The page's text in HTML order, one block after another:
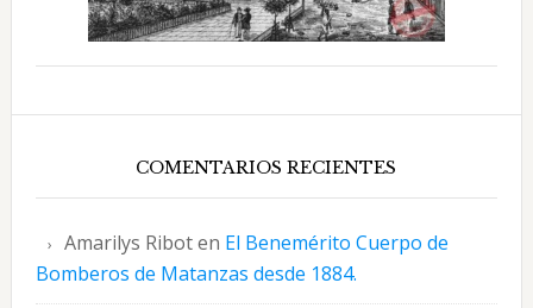
COMENTARIOS RECIENTES
Amarilys Riboten El Benemérito Cuerpo de
Bomberos de Matanzas desde 1884.